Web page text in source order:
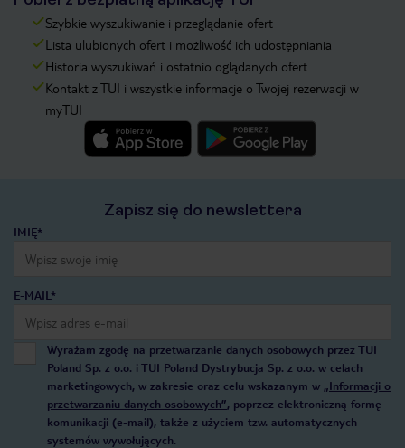
Szybkie wyszukiwanie i przeglądanie ofert
Lista ulubionych ofert i możliwość ich udostępniania
Historia wyszukiwań i ostatnio oglądanych ofert
Kontakt z TUI i wszystkie informacje o Twojej rezerwacji w
myTUI
Zapisz się do newslettera
IMIĘ*
E-MAIL*
Wyrażam zgodę na przetwarzanie danych osobowych przez TUI
Poland Sp. z o.o. i TUI Poland Dystrybucja Sp. z o.o. w celach
marketingowych, w zakresie oraz celu wskazanym w „Informacji o
przetwarzaniu danych osobowych”, poprzez elektroniczną formę
komunikacji (e-mail), także z użyciem tzw. automatycznych
systemów wywołujących.